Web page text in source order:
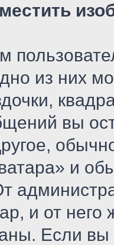
из них
вы
и
и от него
Если